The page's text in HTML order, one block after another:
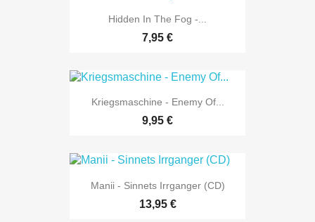
Hidden In The Fog -...
7,95 €
Kriegsmaschine - Enemy Of...
9,95 €
Manii - Sinnets Irrganger (CD)
13,95 €